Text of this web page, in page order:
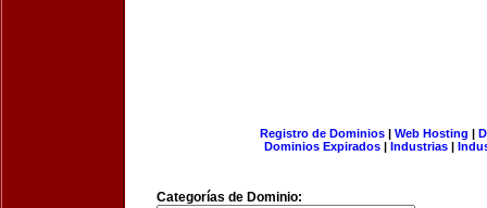
Registro de Dominios| Web Hosting |
Dominios Expirados | Industrias |
Categorías de Dominio: